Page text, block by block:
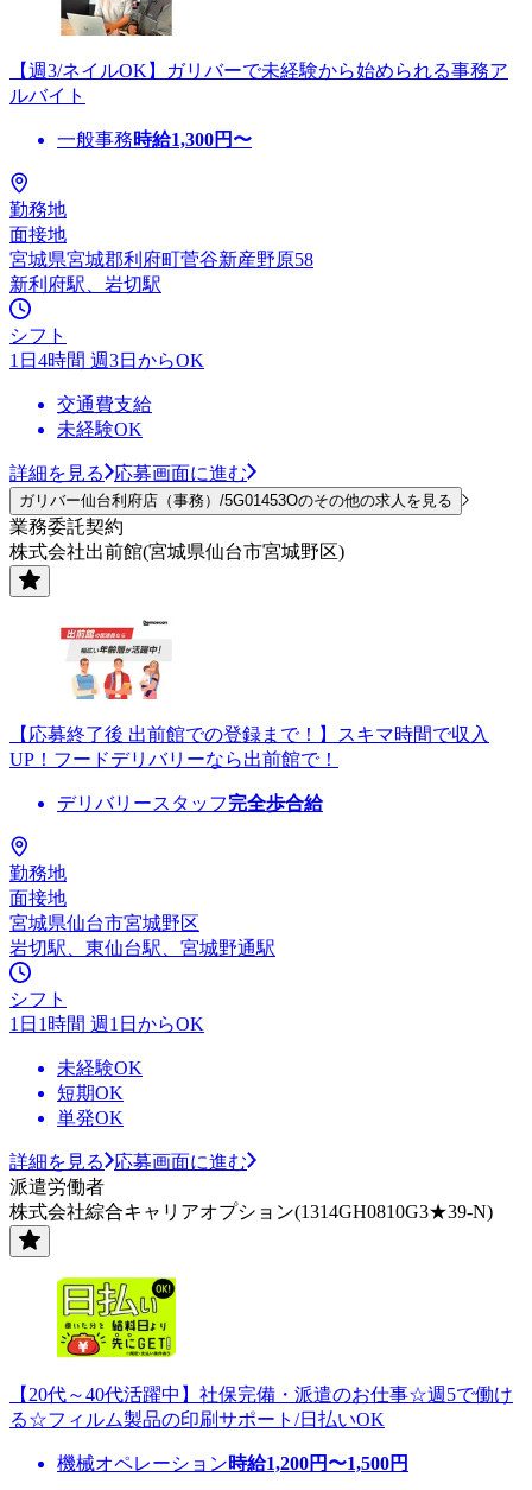
【週3/ネイルOK】ガリバーで未経験から始められる事務ア
ルバイト
一般事務時給1,300円〜
勤務地
面接地
宮城県宮城郡利府町菅谷新産野原58
新利府駅、岩切駅
シフト
1日4時間 週3日からOK
交通費支給
未経験OK
詳細を見る 応募画面に進む
ガリバー仙台利府店（事務）/5G01453Oのその他の求人を見る
業務委託契約
株式会社出前館(宮城県仙台市宮城野区)
【応募終了後 出前館での登録まで！】スキマ時間で収入
UP！フードデリバリーなら出前館で！
デリバリースタッフ完全歩合給
勤務地
面接地
宮城県仙台市宮城野区
岩切駅、東仙台駅、宮城野通駅
シフト
1日1時間 週1日からOK
未経験OK
短期OK
単発OK
詳細を見る
応募画面に進む
派遣労働者
株式会社綜合キャリアオプション(1314GH0810G3★39-N)
【20代～40代活躍中】社保完備・派遣のお仕事☆週5で働け
る☆フィルム製品の印刷サポート/日払いOK
機械オペレーション時給1,200円〜1,500円